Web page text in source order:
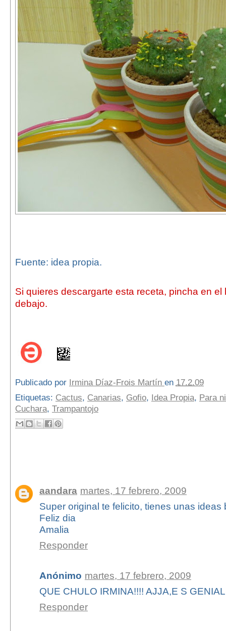
Fuente: idea propia.
Si quieres descargarte esta receta, pincha en el
debajo.
Publicado por Irmina Díaz-Frois Martín en 17.2.09
Etiquetas: Cactus, Canarias, Gofio, Idea Propia, Para
Cuchara, Trampantojo
aandara martes, 17 febrero, 2009
Super original te felicito, tienes unas ideas
Feliz dia
Amalia
Responder
Anónimo martes, 17 febrero, 2009
QUE CHULO IRMINA!!!! AJJA,E S
Responder